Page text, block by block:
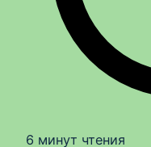
6 минут чтения